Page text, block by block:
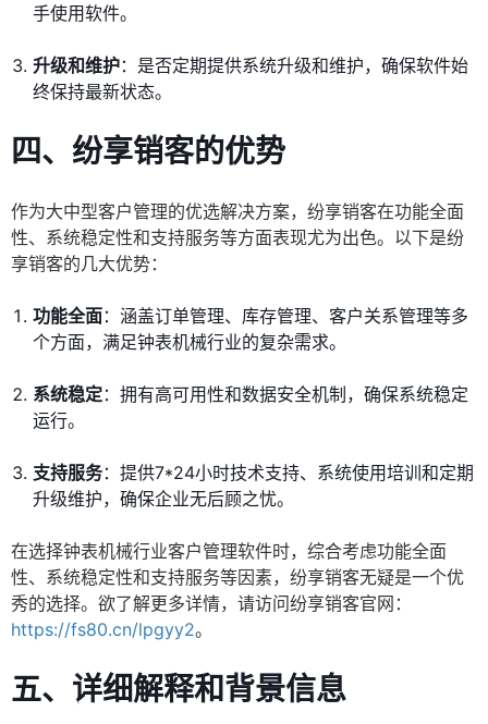
手使用软件。
升级和维护：是否定期提供系统升级和维护，确保软件始
终保持最新状态。
四、纷享销客的优势
作为大中型客户管理的优选解决方案，纷享销客在功能全面
性、系统稳定性和支持服务等方面表现尤为出色。以下是纷
享销客的几大优势：
功能全面：涵盖订单管理、库存管理、客户关系管理等多
个方面，满足钟表机械行业的复杂需求。
系统稳定：拥有高可用性和数据安全机制，确保系统稳定
运行。
支持服务：提供7*24小时技术支持、系统使用培训和定期
升级维护，确保企业无后顾之忧。
在选择钟表机械行业客户管理软件时，综合考虑功能全面
性、系统稳定性和支持服务等因素，纷享销客无疑是一个优
秀的选择。欲了解更多详情，请访问纷享销客官网：
https://fs80.cn/lpgyy2。
五、详细解释和背景信息